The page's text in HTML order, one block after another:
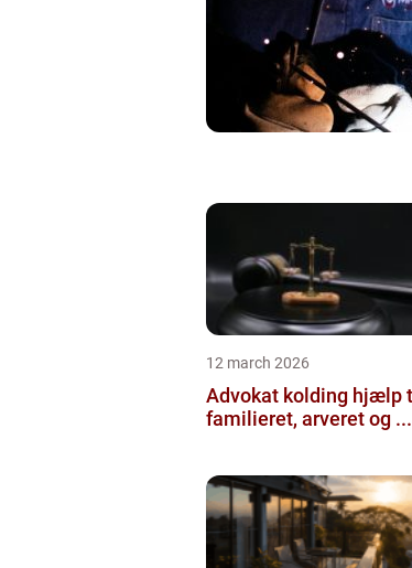
12 march 2026
Advokat kolding hjælp til
familieret, arveret og ...